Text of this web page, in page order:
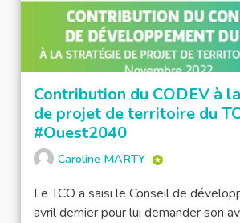
Contribution du CODEV à
de projet de territoire du
#Ouest2040
Caroline MARTY
Le TCO a saisi le Conseil de
avril dernier pour lui demander son